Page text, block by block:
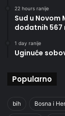
22 hours ranije
Sud u
dodatnih
1 day ranije
Uginuće
Popularno
bih Bosna i